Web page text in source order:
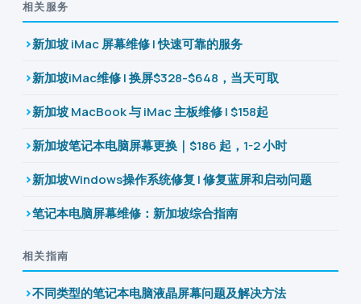
相关服务
新加坡 iMac 屏幕维修 | 快速可靠的服务
新加坡iMac维修 | 换屏$328-$648，当天可取
新加坡 MacBook 与 iMac 主板维修 | $158起
新加坡笔记本电脑屏幕更换｜$186 起，1-2 小时
新加坡Windows操作系统修复 | 修复蓝屏和启动问题
笔记本电脑屏幕维修：新加坡综合指南
相关指南
不同类型的笔记本电脑液晶屏幕问题及解决方法